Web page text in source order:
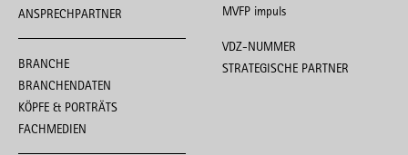
ANSPRECHPARTNER
BRANCHE
BRANCHENDATEN
KÖPFE & PORTRÄTS
FACHMEDIEN
MVFP impuls
VDZ-NUMMER
STRATEGISCHE PARTNER